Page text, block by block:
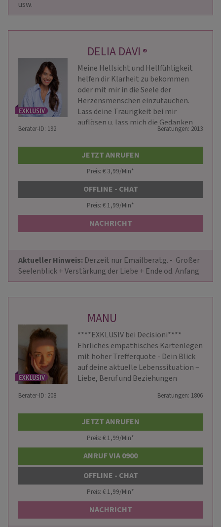
usw.
DELIA DAVI ®
Meine Hellsicht und Hellfühligkeit
helfen dir Klarheit zu bekommen
oder mit mir in die Seele der
Herzensmenschen einzutauchen.
Lass deine Traurigkeit bei mir
auflösen u. lass mich die Gedanken
Berater-ID: 192 Beratungen: 2013
JETZT ANRUFEN
Preis: € 3,99/Min*
OFFLINE - CHAT
Preis: € 1,99/Min*
NACHRICHT
Aktueller Hinweis: Derzeit nur Emailberatg. -  Großer
Seelenblick + Verstärkung der Liebe + Ende od. Anfang
MANU
****EXKLUSIV bei Decisioni****
Ehrliches empathisches Kartenlegen
mit hoher Trefferquote - Dein Blick
auf deine aktuelle Lebenssituation –
Liebe, Beruf und Beziehungen
Berater-ID: 208 Beratungen: 1806
JETZT ANRUFEN
Preis: € 1,99/Min*
ANRUF VIA 0900
OFFLINE - CHAT
Preis: € 1,99/Min*
NACHRICHT